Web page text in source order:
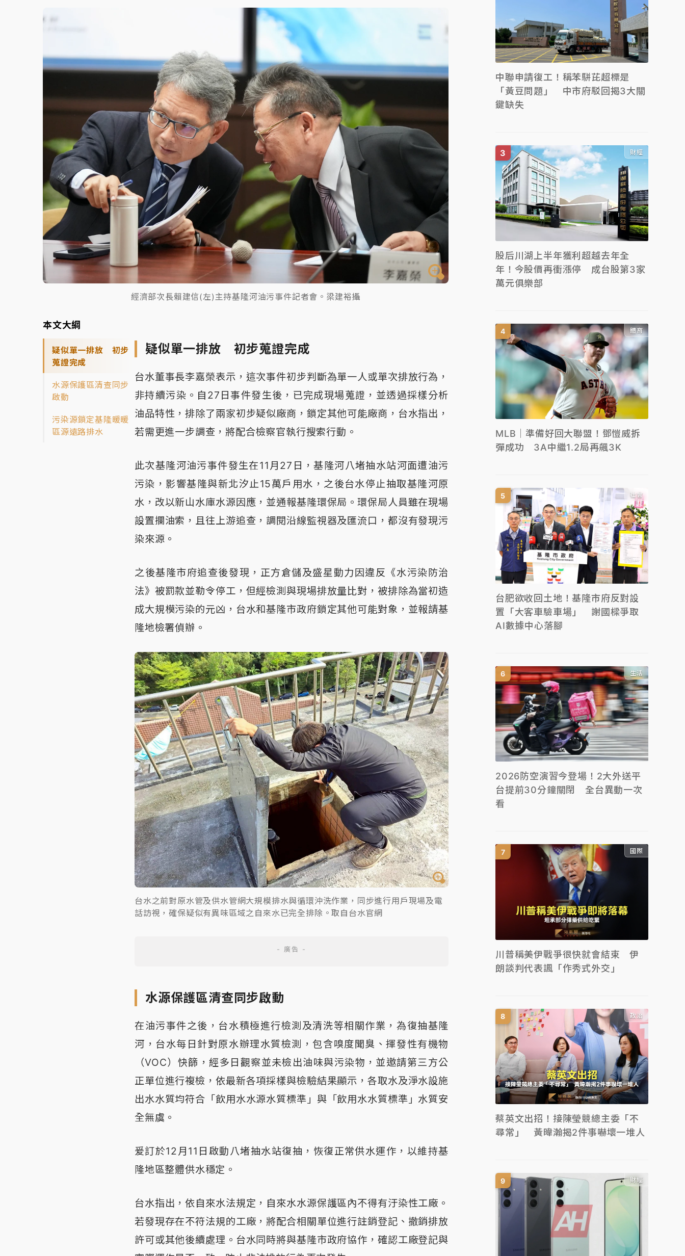
經濟部次長賴建信(左)主持基隆河油污事件記者會。梁建裕攝
本文大綱
疑似單一排放 初步
蒐證完成
水源保護區清查同步
啟動
污染源鎖定基隆暖暖
區源遠路排水
疑似單一排放 初步蒐證完成
台水董事長李嘉榮表示，這次事件初步判斷為單一人或單次排放行為，
非持續污染。自27日事件發生後，已完成現場蒐證，並透過採樣分析
油品特性，排除了兩家初步疑似廠商，鎖定其他可能廠商，台水指出，
若需更進一步調查，將配合檢察官執行搜索行動。
此次基隆河油污事件發生在11月27日，基隆河八堵抽水站河面遭油污
污染，影響基隆與新北汐止15萬戶用水，之後台水停止抽取基隆河原
水，改以新山水庫水源因應，並通報基隆環保局。環保局人員雖在現場
設置攔油索，且往上游追查，調閱沿線監視器及匯流口，都沒有發現污
染來源。
之後基隆市府追查後發現，正方倉儲及盛星動力因違反《水污染防治
法》被罰款並勒令停工，但經檢測與現場排放量比對，被排除為當初造
成大規模污染的元凶，台水和基隆市政府鎖定其他可能對象，並報請基
隆地檢署偵辦。
台水之前對原水管及供水管網大規模排水與循環沖洗作業，同步進行用戶現場及電
話訪視，確保疑似有異味區域之自來水已完全排除。取自台水官網
水源保護區清查同步啟動
在油污事件之後，台水積極進行檢測及清洗等相關作業，為復抽基隆
河，台水每日針對原水辦理水質檢測，包含嗅度聞臭、揮發性有機物
（VOC）快篩，經多日觀察並未檢出油味與污染物，並邀請第三方公
正單位進行複檢，依最新各項採樣與檢驗結果顯示，各取水及淨水設施
出水水質均符合「飲用水水源水質標準」與「飲用水水質標準」水質安
全無虞。
爰訂於12月11日啟動八堵抽水站復抽，恢復正常供水運作，以維持基
隆地區整體供水穩定。
台水指出，依自來水法規定，自來水水源保護區內不得有汙染性工廠。
若發現存在不符法規的工廠，將配合相關單位進行註銷登記、撤銷排放
許可或其他後續處理。台水同時將與基隆市政府協作，確認工廠登記與
中聯申請復工！稱苯駢芘超標是
「黃豆問題」 中市府駁回揭3大關
鍵缺失
財經
股后川湖上半年獲利超越去年全
年！今股價再衝漲停 成台股第3家
萬元俱樂部
體育
MLB｜準備好回大聯盟！鄧愷威拆
彈成功 3A中繼1.2局再飆3K
社會
台肥欲收回土地！基隆市府反對設
置「大客車驗車場」 謝國樑爭取
AI數據中心落腳
生活
2026防空演習今登場！2大外送平
台提前30分鐘關閉 全台異動一次
看
國際
川普稱美伊戰爭很快就會結束 伊
朗談判代表諷「作秀式外交」
政治
蔡英文出招！接陳瑩競總主委「不
尋常」 黃暐瀚揭2件事嚇壞一堆人
財經